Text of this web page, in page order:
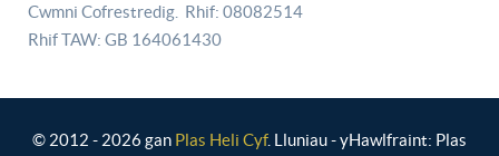
Cwmni Cofrestredig. Rhif: 08082514
Rhif TAW: GB 164061430
© 2012 - 2026 gan Plas Heli Cyf. Lluniau - yHawlfraint: Plas